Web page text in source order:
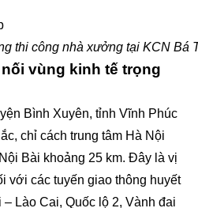
thi công nhà xưởng tại KCN Bá
vùng kinh tế trọng
Bình Xuyên, tỉnh Vĩnh Phúc
chỉ cách trung tâm Hà Nội
Bài khoảng 25 km. Đây là vị
với các tuyến giao thông huyết
Lào Cai, Quốc lộ 2, Vành đai